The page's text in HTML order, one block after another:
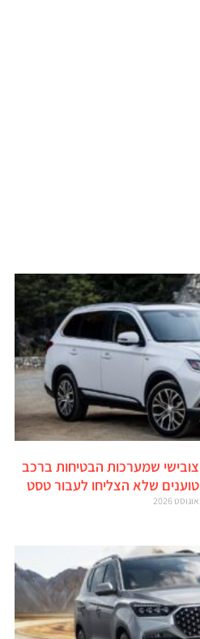
שמערכות הבטיחות ברכב
שלא הצליחו לעבור טסט